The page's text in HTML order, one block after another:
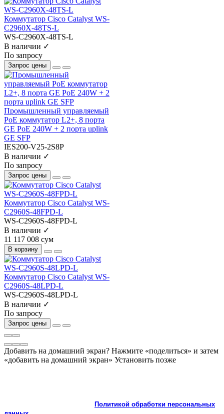
Коммутатор Cisco Catalyst WS-
C2960X-48TS-L
WS-C2960X-48TS-L
В наличии ✓
По запросу
Запрос цены
Промышленный управляемый
PoE коммутатор L2+, 8 порта
GE PoE 240W + 2 порта uplink
GE SFP
IES200-V25-2S8P
В наличии ✓
По запросу
Запрос цены
Коммутатор Cisco Catalyst WS-
C2960S-48FPD-L
WS-C2960S-48FPD-L
В наличии ✓
11 117 008 сум
В корзину
Коммутатор Cisco Catalyst WS-
C2960S-48LPD-L
WS-C2960S-48LPD-L
В наличии ✓
По запросу
Запрос цены
Добавить на домашний экран? Нажмите «поделиться» и затем
«добавить на домашний экран» Установить позже
Политикой обработки персональных